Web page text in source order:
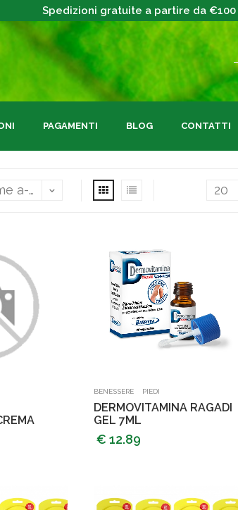
Spedizioni gratuite a partire da €100
PAGAMENTI BLOG CONTATTI
al carrello Aggiungi al carrello
BENESSERE PIEDI
DERMOVITAMINA RAGADI
GEL 7ML
€ 12.89